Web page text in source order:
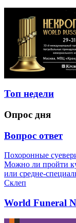
Топ недели
Опрос дня
Вопрос ответ
Похоронные
Можно ли пройти
или средне-
Склеп
World Funeral